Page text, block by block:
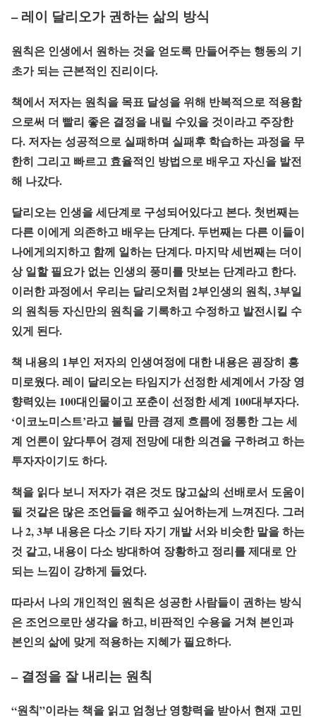
– 레이 달리오가 권하는 삶의 방식
원칙은 인생에서 원하는 것을 얻도록 만들어주는 행동의 기
초가 되는 근본적인 진리이다.
책에서 저자는 원칙을 목표 달성을 위해 반복적으로 적용함
으로써 더 빨리 좋은 결정을 내릴 수있을 것이라고 주장한
다. 저자는 성공적으로 실패하며 실패후 학습하는 과정을 무
한히 그리고 빠르고 효율적인 방법으로 배우고 자신을 발전
해 나갔다.
달리오는 인생을 세단계로 구성되어있다고 본다. 첫번째는
다른 이에게 의존하고 배우는 단계다. 두번째는 다른 이들이
나에게의지하고 함께 일하는 단계다. 마지막 세번째는 더이
상 일할 필요가 없는 인생의 풍미를 맛보는 단계라고 한다.
이러한 과정에서 우리는 달리오처럼 2부인생의 원칙, 3부일
의 원칙등 자신만의 원칙을 기록하고 수정하고 발전시킬 수
있게 된다.
책 내용의 1부인 저자의 인생여정에 대한 내용은 굉장히 흥
미로웠다. 레이 달리오는 타임지가 선정한 세계에서 가장 영
향력있는 100대인물이고 포춘이 선정한 세계 100대부자다.
‘이코노미스트’라고 불릴 만큼 경제 흐름에 정통한 그는 세
계 언론이 앞다투어 경제 전망에 대한 의견을 구하려고 하는
투자자이기도 하다.
책을 읽다 보니 저자가 겪은 것도 많고삶의 선배로서 도움이
될 것같은 많은 조언들을 해주고 싶어하는게 느껴진다. 그러
나 2, 3부 내용은 다소 기타 자기 개발 서와 비슷한 말을 하는
것 같고, 내용이 다소 방대하여 장황하고 정리를 제대로 안
되는 느낌이 강하게 들었다.
따라서 나의 개인적인 원칙은 성공한 사람들이 권하는 방식
은 조언으로만 생각을 하고, 비판적인 수용을 거쳐 본인과
본인의 삶에 맞게 적용하는 지혜가 필요하다.
– 결정을 잘 내리는 원칙
“원칙”이라는 책을 읽고 엄청난 영향력을 받아서 현재 고민